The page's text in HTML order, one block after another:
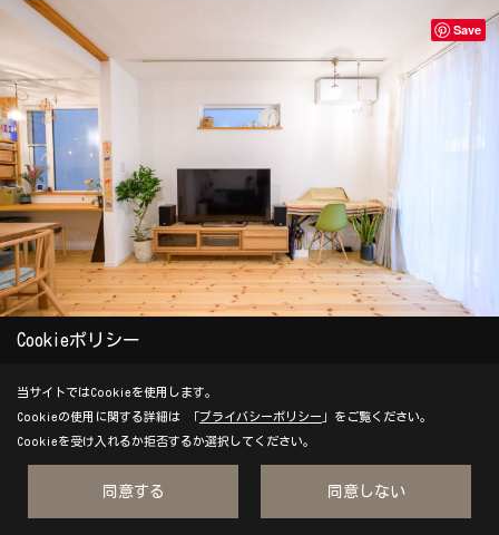
ニッチにはお気に入りの小物を飾って。
Save
Cookieポリシー
当サイトではCookieを使用します。
Cookieの使用に関する詳細は 「プライバシーポリシー 」をご覧ください。
Cookieを受け入れるか拒否するか選択してください。
同意する 同意しない